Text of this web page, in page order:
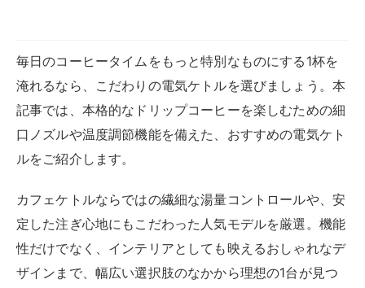
毎日のコーヒータイムをもっと特別なものにする1杯を
淹れるなら、こだわりの電気ケトルを選びましょう。本
記事では、本格的なドリップコーヒーを楽しむための細
口ノズルや温度調節機能を備えた、おすすめの電気ケト
ルをご紹介します。
カフェケトルならではの繊細な湯量コントロールや、安
定した注ぎ心地にもこだわった人気モデルを厳選。機能
性だけでなく、インテリアとしても映えるおしゃれなデ
ザインまで、幅広い選択肢のなかから理想の1台が見つ